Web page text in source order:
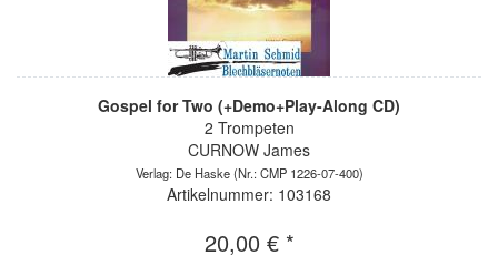
Gospel for Two (+Demo+Play-Along CD)
2 Trompeten
CURNOW James
Verlag: De Haske(Nr.: CMP 1226-07-400)
Artikelnummer: 103168
20,00 € *